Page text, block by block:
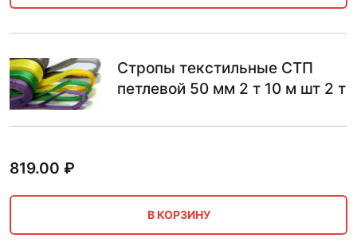
Стропы текстильные СТП
петлевой 50 мм 2 т 10 м шт 2 т
819.00 ₽
В КОРЗИНУ